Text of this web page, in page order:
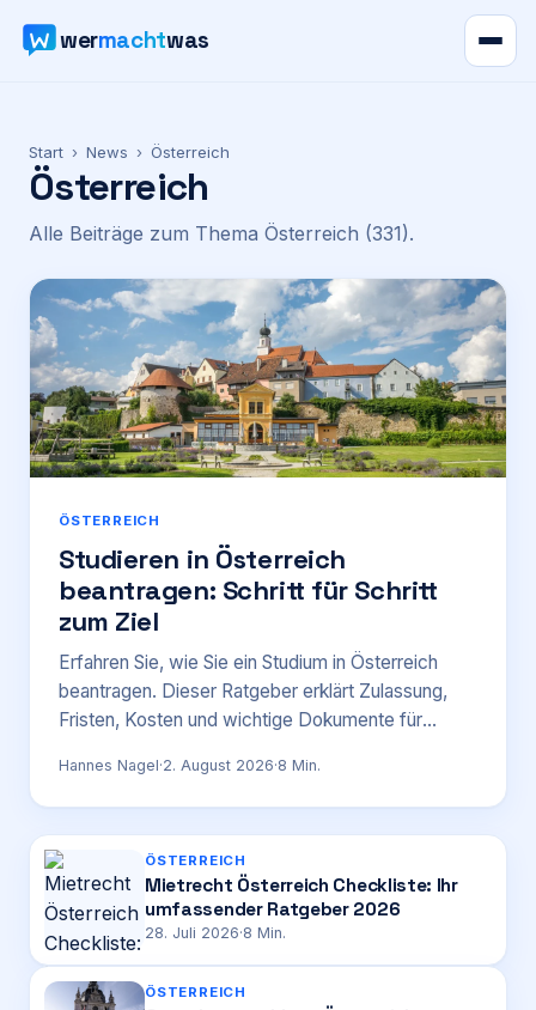
wermachtwas
Karte
Ratgeber
Werbung
Preise
Für Firmen
Login
Firma eintragen
Start › News › Österreich
Österreich
Alle Beiträge zum Thema Österreich (331).
ÖSTERREICH
Studieren in Österreich
beantragen: Schritt für Schritt
zum Ziel
Erfahren Sie, wie Sie ein Studium in Österreich
beantragen. Dieser Ratgeber erklärt Zulassung,
Fristen, Kosten und wichtige Dokumente für
Hannes Nagel·2. August 2026·8 Min.
ÖSTERREICH
Mietrecht Österreich Checkliste: Ihr
umfassender Ratgeber 2026
28. Juli 2026·8 Min.
ÖSTERREICH